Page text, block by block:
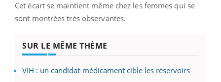
Cet écart se maintient même chez les femmes qui se
sont montrées très observantes.
SUR LE MÊME THÈME
VIH : un candidat-médicament cible les réservoirs